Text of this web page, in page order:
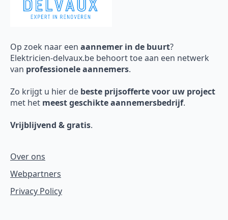
Op zoek naar een aannemer in de buurt?
Elektricien-delvaux.be behoort toe aan een netwerk
van professionele aannemers.
Zo krijgt u hier de beste prijsofferte voor uw project
met het meest geschikte aannemersbedrijf.
Vrijblijvend & gratis.
Over ons
Webpartners
Privacy Policy